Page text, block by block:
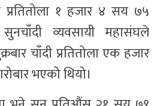
१ हजार ४ सय ७५
व्यवसायी महासंघले
चाँदी प्रतितोला एक हजार
भएको थियो।